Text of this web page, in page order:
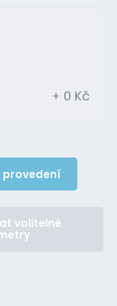
+ 0 Kč
provedení
volitelné